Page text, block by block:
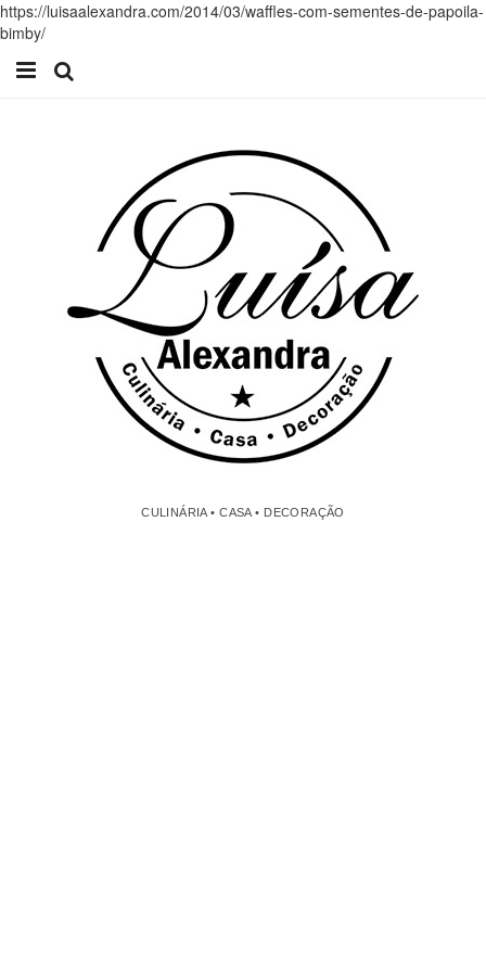
https://luisaalexandra.com/2014/03/waffles-com-sementes-de-papoila-
bimby/
CULINÁRIA • CASA • DECORAÇÃO